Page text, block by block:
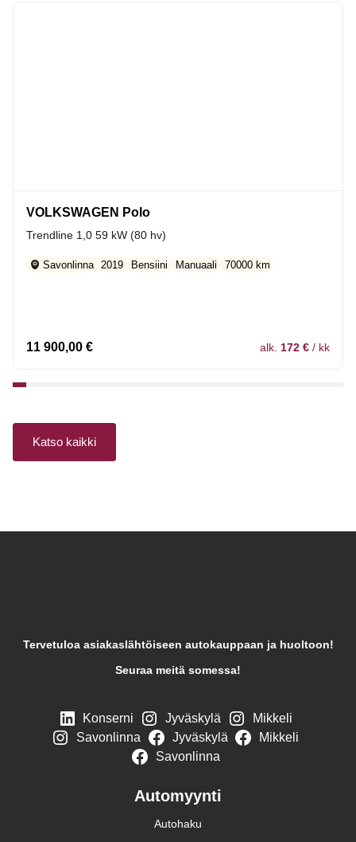
VOLKSWAGEN Polo
Trendline 1,0 59 kW (80 hv)
Savonlinna 2019 Bensiini Manuaali 70000 km
11 900,00 € alk. 172 € / kk
1
Katso kaikki
Tervetuloa asiakaslähtöiseen autokauppaan ja huoltoon!
Seuraa meitä somessa!
Konserni Jyväskylä
Mikkeli
Savonlinna
Jyväskylä
Mikkeli
Savonlinna
Automyynti
Autohaku